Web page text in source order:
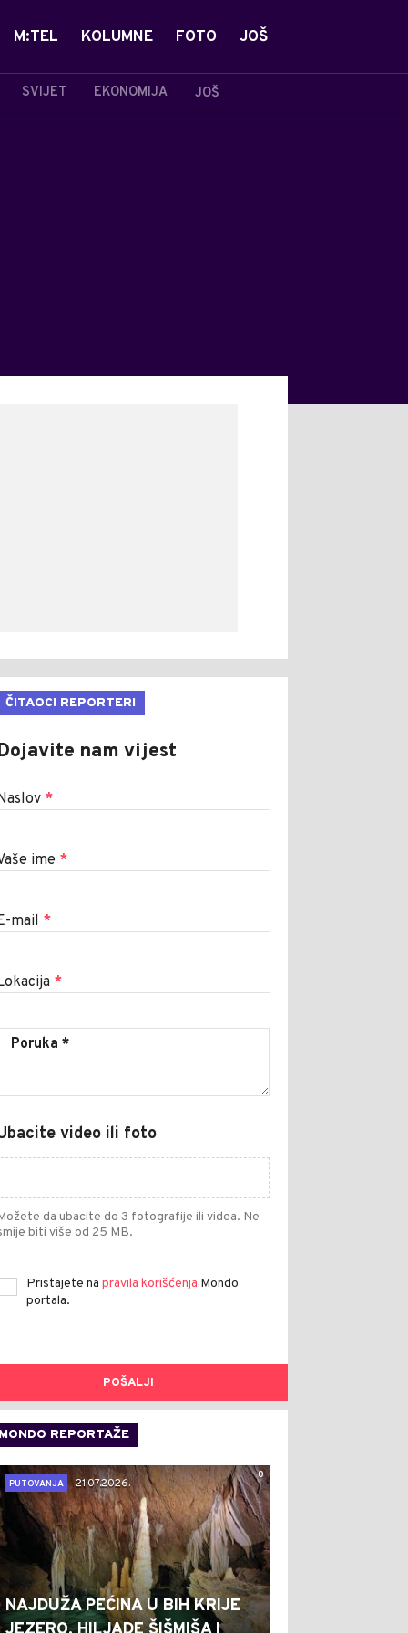
SVIJET EKONOMIJA JOŠ
M:TEL KOLUMNE FOTO JOŠ
ČITAOCI REPORTERI
nam vijest
*
ime *
mail *
*
video ili foto
da ubacite do 3 fotografije ili videa. Ne
biti više od 25 MB.
Pristajete na pravila korišćenja Mondo
portala.
POŠALJI
MONDO REPORTAŽE
0
PUTOVANJA
21.07.2026.
NAJDUŽA PEĆINA U BIH KRIJE